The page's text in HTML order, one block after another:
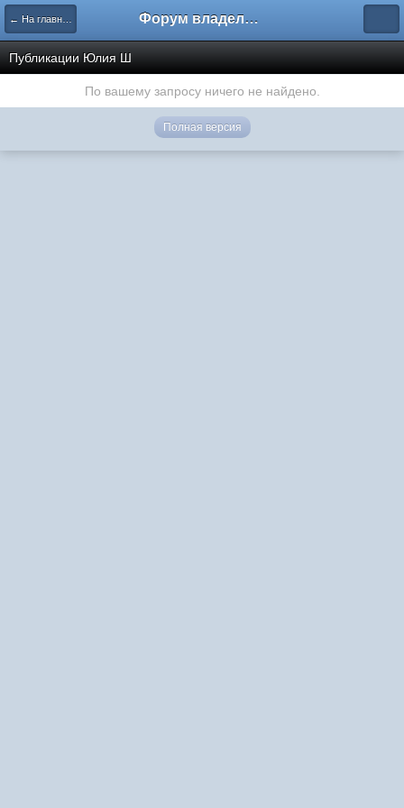
← На главную Форум владельцев интернет-магазинов
Публикации Юлия Ш
По вашему запросу ничего не найдено.
Полная версия